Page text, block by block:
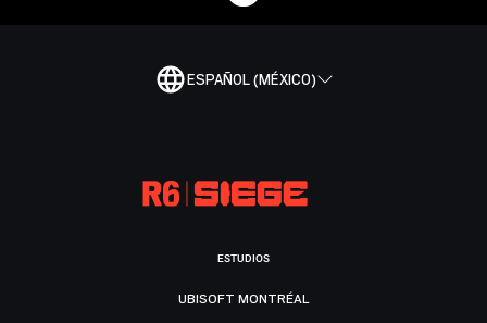
ESPAÑOL (MÉXICO)
ESTUDIOS
UBISOFT MONTRÉAL